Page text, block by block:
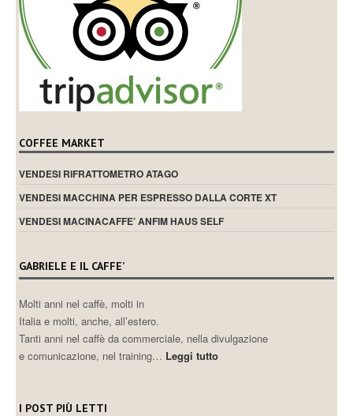
COFFEE MARKET
VENDESI RIFRATTOMETRO ATAGO
VENDESI MACCHINA PER ESPRESSO DALLA CORTE XT
VENDESI MACINACAFFE’ ANFIM HAUS SELF
GABRIELE E IL CAFFE’
Molti anni nel caffè, molti in
Italia e molti, anche, all’estero.
Tanti anni nel caffè da commerciale, nella divulgazione
e comunicazione, nel training… Leggi tutto
I POST PIÙ LETTI